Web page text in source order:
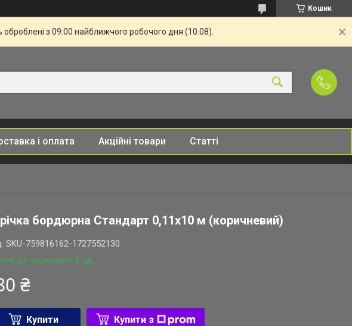
Кошик
з 09:00 найближчого робочого дня (10.08).
і оплата Акційні товари Статті
бордюрна Стандарт 0,11х10 м (коричневий)
до відправки 5 од.
SKU-759816162-1727552130
₴
Купити Купити з